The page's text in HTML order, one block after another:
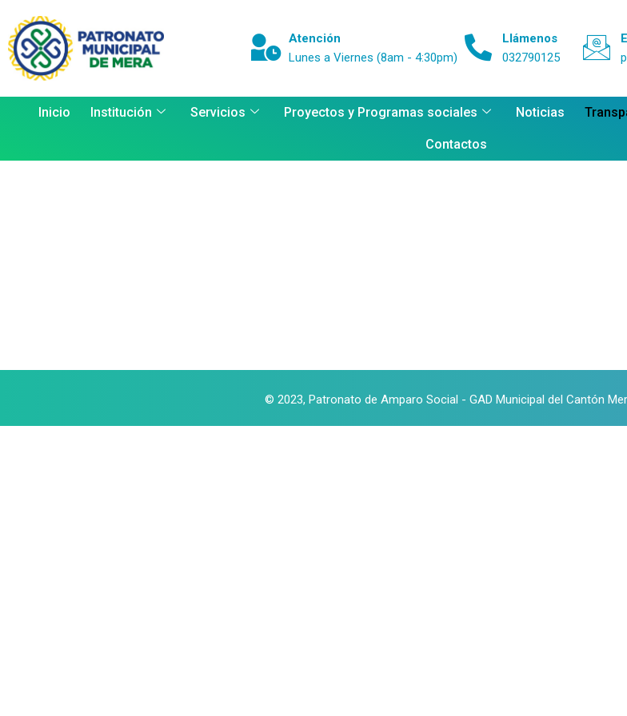
Atención
Lunes a Viernes (8am - 4:30pm)
Llámenos
032790125
Inicio Institución Servicios Proyectos y Programas sociales Noticias
Contactos
© 2023, Patronato de Amparo Social - GAD Municipal del Cantón